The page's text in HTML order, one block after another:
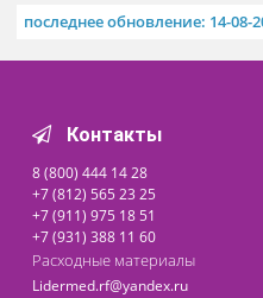
последнее обновление: 14-